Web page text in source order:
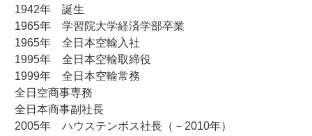
1942年 誕生
1965年 学習院大学経済学部卒業
1965年 全日本空輸入社
1995年 全日本空輸取締役
1999年 全日本空輸常務
全日空商事専務
全日本商事副社長
2005年 ハウステンボス社長（－2010年）